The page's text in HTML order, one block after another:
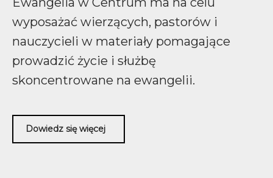
wyposażać wierzących, pastorów i
nauczycieli w materiały pomagające
prowadzić życie i służbę
skoncentrowane na ewangelii.
Dowiedz się więcej